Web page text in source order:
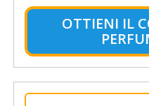
OTTIENI IL